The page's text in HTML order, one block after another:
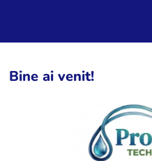
Bine ai venit!